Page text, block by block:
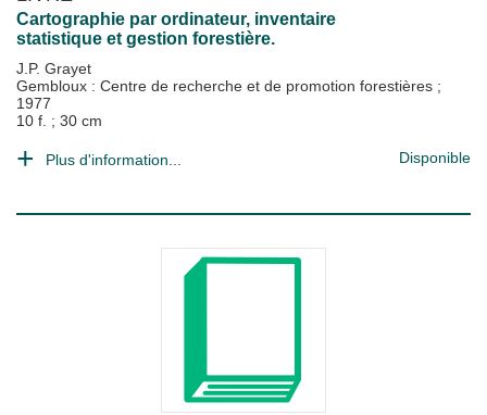
Cartographie par ordinateur, inventaire
statistique et gestion forestière.
J.P. Grayet
Gembloux : Centre de recherche et de promotion forestières ;
1977
10 f. ; 30 cm
Plus d'information... Disponible